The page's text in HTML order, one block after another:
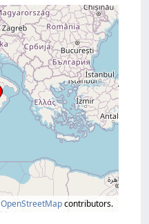
OpenStreetMapcontributors.